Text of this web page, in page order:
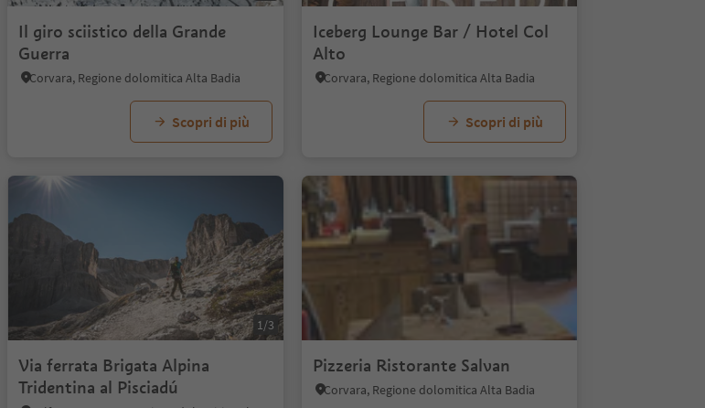
Il giro sciistico della Grande
Guerra
Corvara, Regione dolomitica Alta Badia
Scopri di più
Iceberg Lounge Bar / Hotel Col
Alto
Corvara, Regione dolomitica Alta Badia
Scopri di più
1/3
Via ferrata Brigata Alpina
Tridentina al Pisciadú
Pizzeria Ristorante Salvan
Corvara, Regione dolomitica Alta Badia